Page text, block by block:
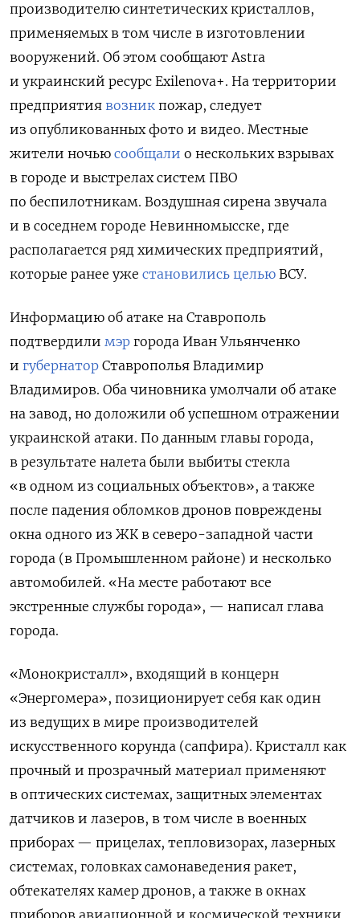
производителю синтетических кристаллов,
применяемых в том числе в изготовлении
вооружений. Об этом сообщают Astra
и украинский ресурс Exilenova+. На территории
предприятия возник пожар, следует
из опубликованных фото и видео. Местные
жители ночью сообщали о нескольких взрывах
в городе и выстрелах систем ПВО
по беспилотникам. Воздушная сирена звучала
и в соседнем городе Невинномысске, где
располагается ряд химических предприятий,
которые ранее уже становились целью ВСУ.
Информацию об атаке на Ставрополь
подтвердили мэр города Иван Ульянченко
и губернатор Ставрополья Владимир
Владимиров. Оба чиновника умолчали об атаке
на завод, но доложили об успешном отражении
украинской атаки. По данным главы города,
в результате налета были выбиты стекла
«в одном из социальных объектов», а также
после падения обломков дронов повреждены
окна одного из ЖК в северо-западной части
города (в Промышленном районе) и несколько
автомобилей. «На месте работают все
экстренные службы города», — написал глава
города.
«Монокристалл», входящий в концерн
«Энергомера», позиционирует себя как один
из ведущих в мире производителей
искусственного корунда (сапфира). Кристалл как
прочный и прозрачный материал применяют
в оптических системах, защитных элементах
датчиков и лазеров, в том числе в военных
приборах — прицелах, тепловизорах, лазерных
системах, головках самонаведения ракет,
обтекателях камер дронов, а также в окнах